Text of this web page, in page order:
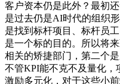
客户资本仍是此外？最初
是过去仍是AI时代的组织
是找到标杆项目、标杆员
是一个标的目的。所以将
相关的矫捷部门，第二个
不管KPI能不克不及量化，
激励多元化，对于这些小